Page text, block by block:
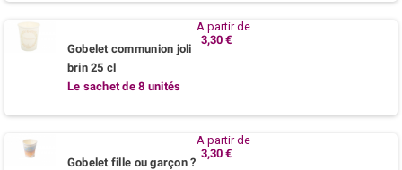
Gobelet communion joli
brin 25 cl
Le sachet de 8 unités
A partir de
3,30 €
Gobelet fille ou garçon ?
A partir de
3,30 €